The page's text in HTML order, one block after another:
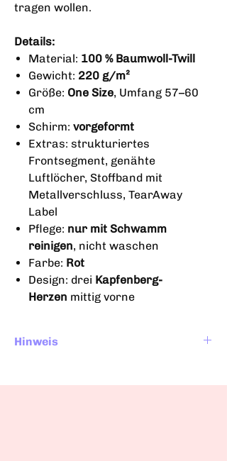
tragen wollen.
Details:
Material: 100 % Baumwoll-Twill
Gewicht: 220 g/m²
Größe: One Size, Umfang 57–60
cm
Schirm: vorgeformt
Extras: strukturiertes
Frontsegment, genähte
Luftlöcher, Stoffband mit
Metallverschluss, TearAway
Label
Pflege: nur mit Schwamm
reinigen, nicht waschen
Farbe: Rot
Design: drei Kapfenberg-
Herzen mittig vorne
Hinweis
Mock-Ups. Position und Größe des